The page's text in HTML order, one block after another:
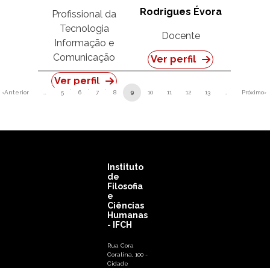
Profissional da
Tecnologia
Informação e
Comunicação
Ver perfil
Rodrigues Évora
Docente
Ver perfil
Paginação
página
‹Anterior
Página anterior
… 5 6 7 8 9 10 11 12 13 … Próximo›
Instituto
de
Filosofia
e
Ciências
Humanas
- IFCH
Rua Cora
Coralina, 100 -
Cidade